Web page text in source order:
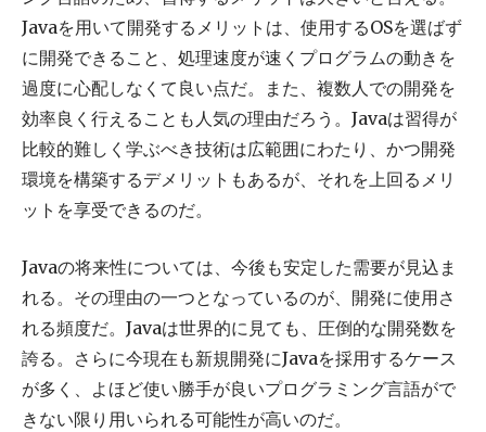
Javaを用いて開発するメリットは、使用するOSを選ばず
に開発できること、処理速度が速くプログラムの動きを
過度に心配しなくて良い点だ。また、複数人での開発を
効率良く行えることも人気の理由だろう。Javaは習得が
比較的難しく学ぶべき技術は広範囲にわたり、かつ開発
環境を構築するデメリットもあるが、それを上回るメリ
ットを享受できるのだ。
Javaの将来性については、今後も安定した需要が見込ま
れる。その理由の一つとなっているのが、開発に使用さ
れる頻度だ。Javaは世界的に見ても、圧倒的な開発数を
誇る。さらに今現在も新規開発にJavaを採用するケース
が多く、よほど使い勝手が良いプログラミング言語がで
きない限り用いられる可能性が高いのだ。